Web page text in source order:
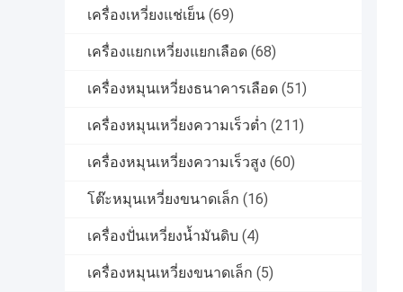
เครื่องเหวี่ยงแช่เย็น (69)
เครื่องแยกเหวี่ยงแยกเลือด (68)
เครื่องหมุนเหวี่ยงธนาคารเลือด (51)
เครื่องหมุนเหวี่ยงความเร็วต่ำ (211)
เครื่องหมุนเหวี่ยงความเร็วสูง (60)
โต๊ะหมุนเหวี่ยงขนาดเล็ก (16)
เครื่องปั่นเหวี่ยงน้ำมันดิบ (4)
เครื่องหมุนเหวี่ยงขนาดเล็ก (5)